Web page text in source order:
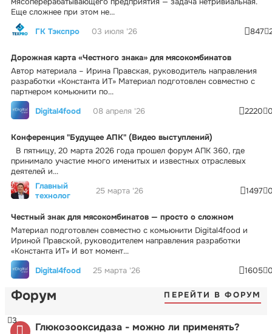
Еще сложнее при этом не...
ГК Тэкспро
03 июля '26 847
Дорожная карта «Честного знака» для мясокомбинатов
Автор материала – Ирина Правская, руководитель направления
разработки «Константа ИТ» Материал подготовлен совместно с
партнером комьюнити по...
Digital4food
08 апреля '26 2220
Конференция "Будущее АПК" (Видео выступлений)
В пятницу, 20 марта 2026 года прошел форум АПК 360, где
принимало участие много именитых и известных отраслевых
деятелей и...
Главный
технолог
25 марта '26 1497
Честный знак для мясокомбинатов — просто о сложном
Материал подготовлен совместно с комьюнити Digital4food и
Ириной Правской, руководителем направления разработки
«Константа ИТ» И вот момент...
Digital4food
25 марта '26 1605
Форум ПЕРЕЙТИ В ФОРУМ
Глюкозооксидаза - можно ли применять?
3